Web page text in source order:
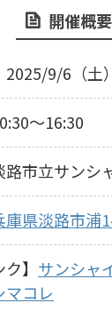
開催概要
2025/9/6（土
～16:30
路市立サンシ
庫県淡路市浦
】 サンシャ
マコレ